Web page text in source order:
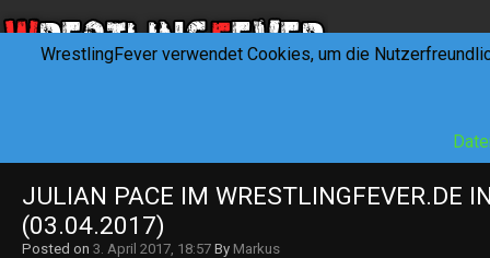
JULIAN PACE IM WRESTLINGFEVER.DE
(03.04.2017)
Posted on 3. April 2017, 18:57 By Markus
WrestlingFever verwendet Cookies, um die